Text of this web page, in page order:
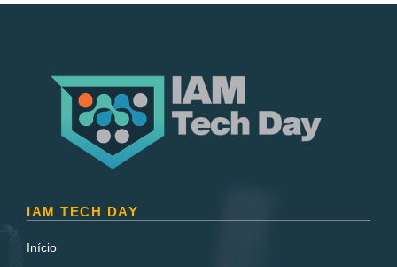
IAM TECH DAY
Início